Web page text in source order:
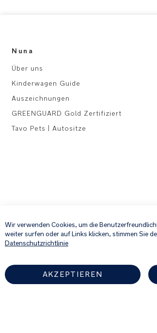
Nuna
Über uns
Kinderwagen Guide
Auszeichnungen
GREENGUARD Gold Zertifiziert
Tavo Pets | Autositze
Wir verwenden Cookies, um die
weiter surfen oder auf Links klicken, stimmen Sie
Datenschutzrichtlinie
AKZEPTIEREN